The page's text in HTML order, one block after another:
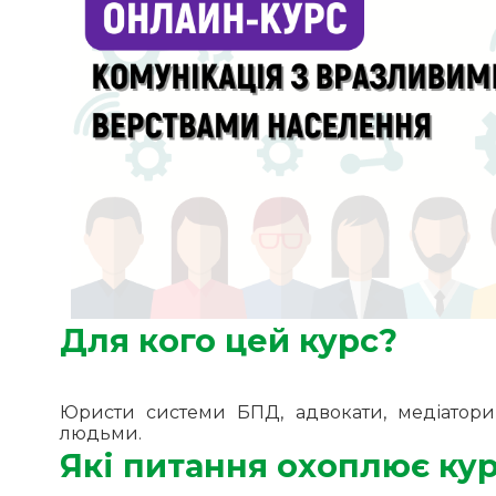
Для кого цей курс?
Юристи системи БПД, адвокати, медіатори
людьми.
Які питання охоплює